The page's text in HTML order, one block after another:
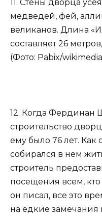
11. Стены дворца
медведей, фей,
великанов. Длина
составляет 26
(Фото: Pabix/
12. Когда Фердинан
строительство
ему было 76 лет. Как
собирался в нем
строитель
посещения всем, кто
он писал, все это
на едкие замечания